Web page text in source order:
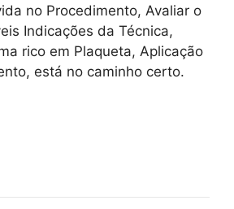
no Procedimento, Avaliar o
Indicações da Técnica,
rico em Plaqueta, Aplicação
está no caminho certo.